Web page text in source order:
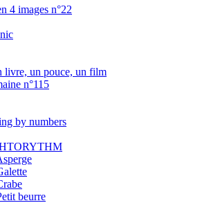
4 images n°22
un pouce, un film
n°115
by numbers
beurre